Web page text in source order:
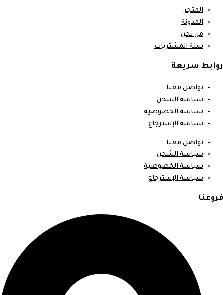
المتجر
المدونة
من نحن
سلة المشتريات
روابط سريعة
تواصل معنا
سياسة الشحن
سياسة الخصوصية
سياسة الإسترجاع
تواصل معنا
سياسة الشحن
سياسة الخصوصية
سياسة الإسترجاع
فروعنا